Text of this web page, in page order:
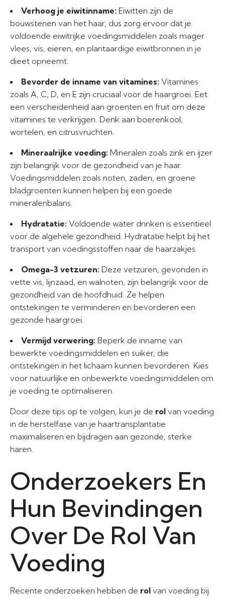
Verhoog je eiwitinname: Eiwitten zijn de
bouwstenen van het haar, dus zorg ervoor dat je
voldoende eiwitrijke voedingsmiddelen zoals mager
vlees, vis, eieren, en plantaardige eiwitbronnen in je
dieet opneemt.
Bevorder de inname van vitamines: Vitamines
zoals A, C, D, en E zijn cruciaal voor de haargroei. Eet
een verscheidenheid aan groenten en fruit om deze
vitamines te verkrijgen. Denk aan boerenkool,
wortelen, en citrusvruchten.
Mineraalrijke voeding: Mineralen zoals zink en ijzer
zijn belangrijk voor de gezondheid van je haar.
Voedingsmiddelen zoals noten, zaden, en groene
bladgroenten kunnen helpen bij een goede
mineralenbalans.
Hydratatie: Voldoende water drinken is essentieel
voor de algehele gezondheid. Hydratatie helpt bij het
transport van voedingsstoffen naar de haarzakjes.
Omega-3 vetzuren: Deze vetzuren, gevonden in
vette vis, lijnzaad, en walnoten, zijn belangrijk voor de
gezondheid van de hoofdhuid. Ze helpen
ontstekingen te verminderen en bevorderen een
gezonde haargroei.
Vermijd verwering: Beperk de inname van
bewerkte voedingsmiddelen en suiker, die
ontstekingen in het lichaam kunnen bevorderen. Kies
voor natuurlijke en onbewerkte voedingsmiddelen om
je voeding te optimaliseren.
Door deze tips op te volgen, kun je de rol van voeding
in de herstelfase van je haartransplantatie
maximaliseren en bijdragen aan gezonde, sterke
haren.
Onderzoekers En
Hun Bevindingen
Over De Rol Van
Voeding
Recente onderzoeken hebben de rol van voeding bij